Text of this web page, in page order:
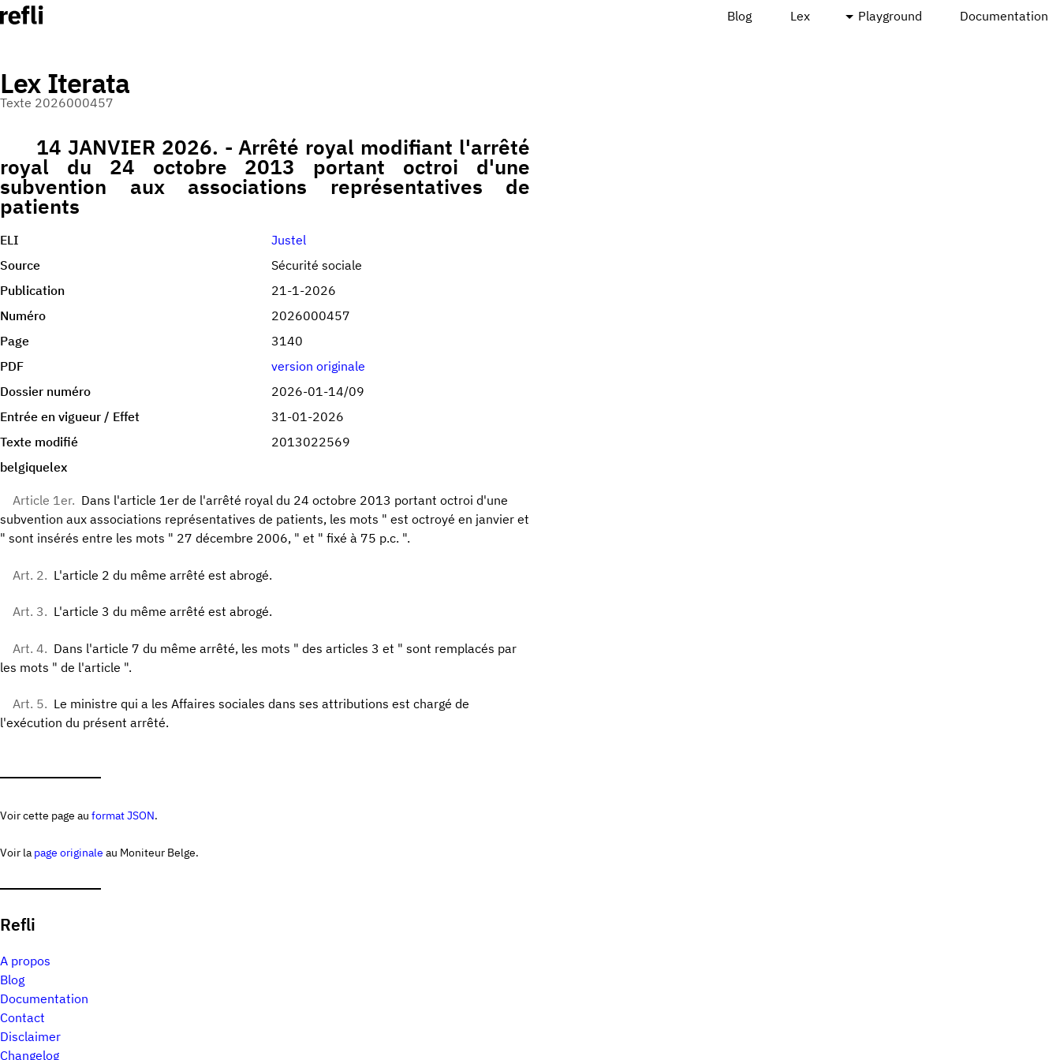
Blog Lex Playground Documentation
Lex Iterata
Texte 2026000457
14 JANVIER 2026. - Arrêté royal modifiant l'arrêté
royal du 24 octobre 2013 portant octroi d'une
subvention aux associations représentatives de
patients
ELI
Justel
Source
Sécurité sociale
Publication
21-1-2026
Numéro
2026000457
Page
3140
PDF
version originale
Dossier numéro
2026-01-14/09
Entrée en vigueur / Effet
31-01-2026
Texte modifié
2013022569
belgiquelex
Article 1er. Dans l'article 1er de l'arrêté royal du 24 octobre 2013 portant octroi d'une
subvention aux associations représentatives de patients, les mots " est octroyé en janvier et
" sont insérés entre les mots " 27 décembre 2006, " et " fixé à 75 p.c. ".
Art. 2. L'article 2 du même arrêté est abrogé.
Art. 3. L'article 3 du même arrêté est abrogé.
Art. 4. Dans l'article 7 du même arrêté, les mots " des articles 3 et " sont remplacés par
les mots " de l'article ".
Art. 5. Le ministre qui a les Affaires sociales dans ses attributions est chargé de
l'exécution du présent arrêté.
Voir cette page au format JSON.
Voir la page originale au Moniteur Belge.
Refli
A propos
Blog
Documentation
Contact
Disclaimer
Changelog